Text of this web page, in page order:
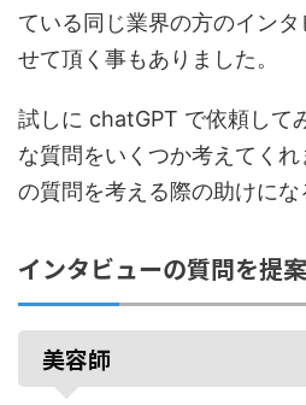
ている同じ業界の方のイン
せて頂く事もありました。
試しに chatGPT で依頼して
な質問をいくつか考えてく
の質問を考える際の助けにな
インタビューの質問を提
美容師